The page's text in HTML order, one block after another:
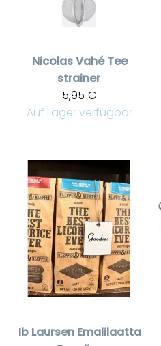
Nicolas Vahé Tee
strainer
5,95 €
Auf Lager verfügbar
Ib Laursen Emalilaatta